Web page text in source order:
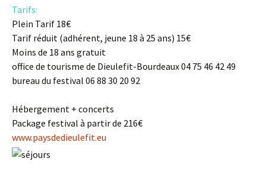
Tarifs:
Plein Tarif 18€
Tarif réduit (adhérent, jeune 18 à 25 ans) 15€
Moins de 18 ans gratuit
office de tourisme de Dieulefit-Bourdeaux 04 75 46 42 49
bureau du festival 06 88 30 20 92
Hébergement + concerts
Package festival à partir de 216€
www.paysdedieulefit.eu